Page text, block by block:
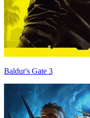
Baldur's Gate 3